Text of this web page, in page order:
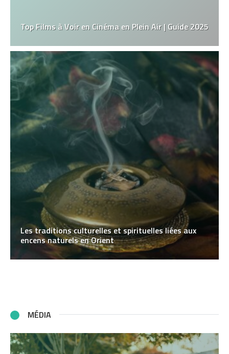
Top Films à Voir en Cinéma en Plein Air | Guide 2025
Les traditions culturelles et spirituelles liées aux
encens naturels en Orient
MÉDIA